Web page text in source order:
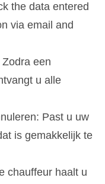
the data entered
via email and
een
u alle
Past u uw
is gemakkelijk te
chauffeur haalt u